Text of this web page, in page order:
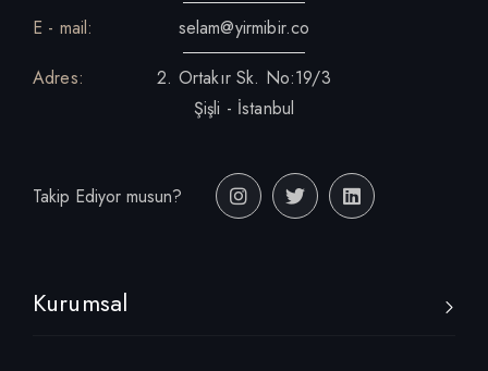
E - mail:
selam@yirmibir.co
Adres:
2. Ortakır Sk. No:19/3
Şişli - İstanbul
Takip Ediyor musun?
Kurumsal